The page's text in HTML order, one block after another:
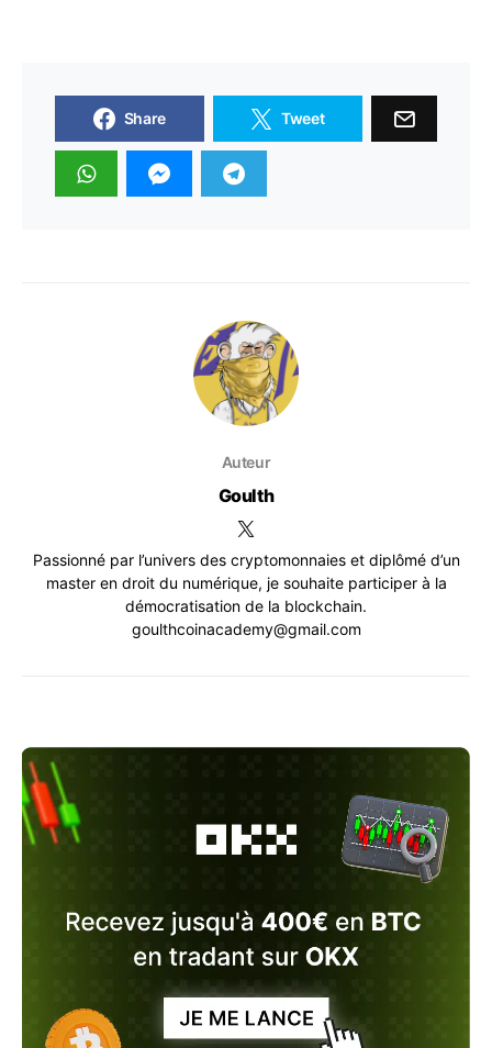
Share Tweet
Auteur
Goulth
Passionné par l’univers des cryptomonnaies et diplômé d’un
master en droit du numérique, je souhaite participer à la
démocratisation de la blockchain.
goulthcoinacademy@gmail.com